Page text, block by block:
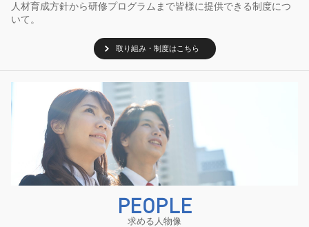
人材育成方針から研修プログラムまで皆様に提供できる制度につ
いて。
取り組み・制度はこちら
PEOPLE
求める人物像